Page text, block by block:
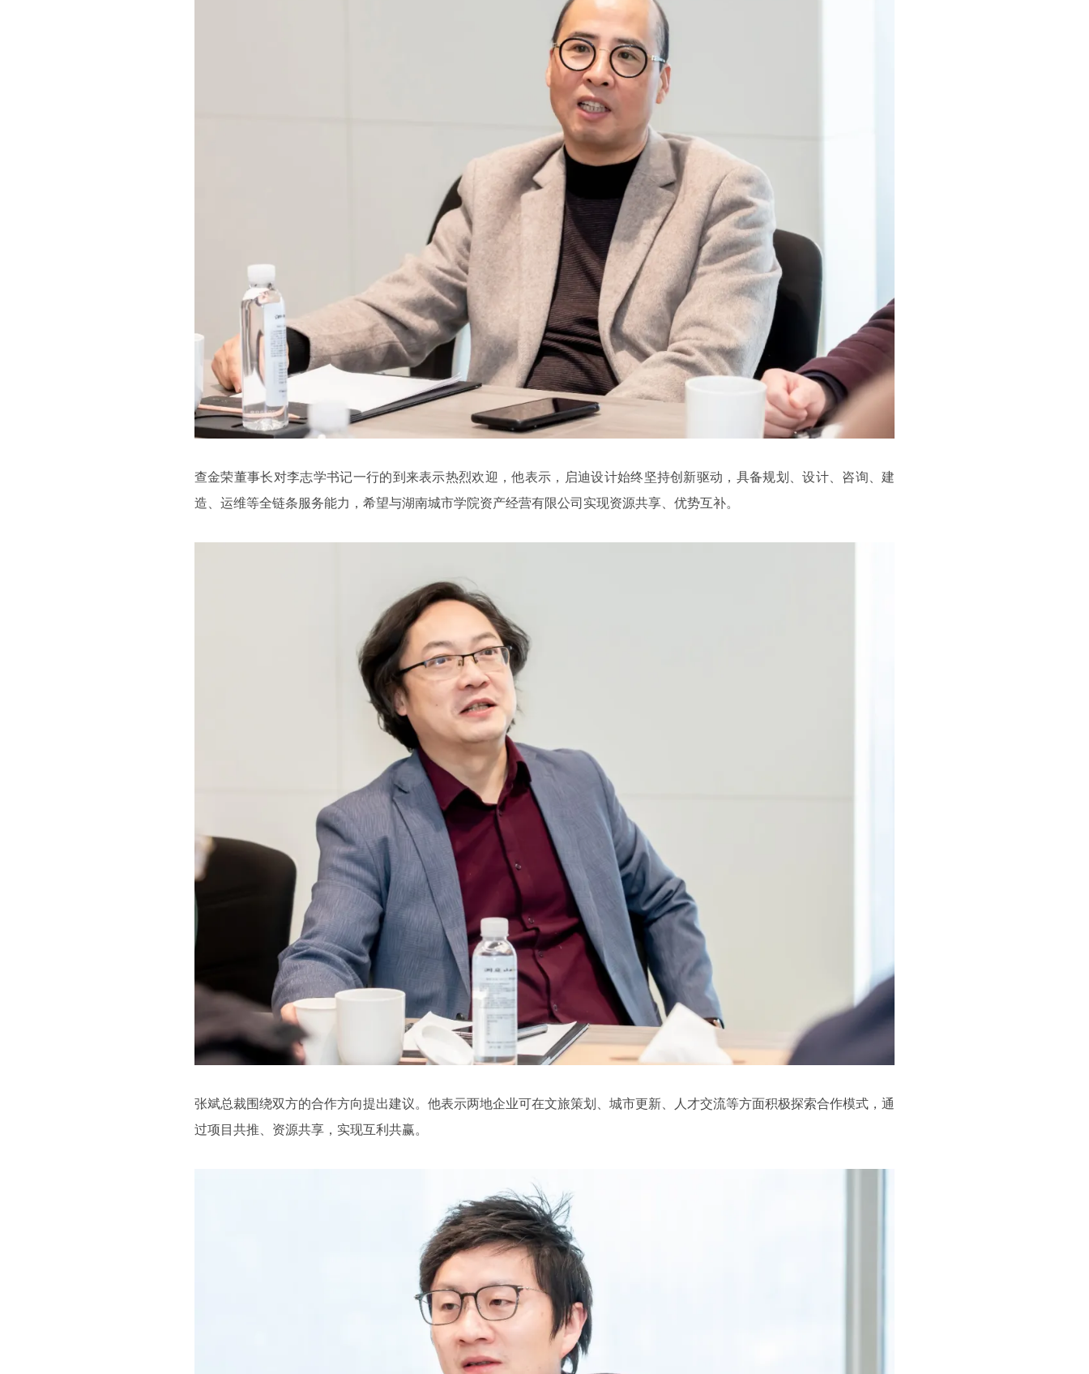
查金荣董事长对李志学书记一行的到来表示热烈欢迎，他表示，启迪设计始终坚持创新驱动，具备规划、设计、咨询、建
造、运维等全链条服务能力，希望与湖南城市学院资产经营有限公司实现资源共享、优势互补。
张斌总裁围绕双方的合作方向提出建议。他表示两地企业可在文旅策划、城市更新、人才交流等方面积极探索合作模式，通
过项目共推、资源共享，实现互利共赢。